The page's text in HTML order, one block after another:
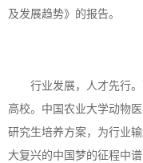
及发展趋势》的报告。
行业发展，人才先行
高校。中国农业大学动物
研究生培养方案，为行业
大复兴的中国梦的征程中